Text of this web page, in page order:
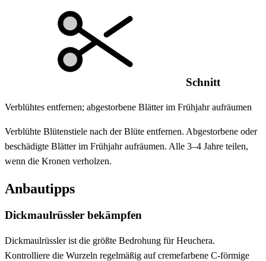
Schnitt
Verblühtes entfernen; abgestorbene Blätter im Frühjahr aufräumen
Verblühte Blütenstiele nach der Blüte entfernen. Abgestorbene oder
beschädigte Blätter im Frühjahr aufräumen. Alle 3–4 Jahre teilen,
wenn die Kronen verholzen.
Anbautipps
Dickmaulrüssler bekämpfen
Dickmaulrüssler ist die größte Bedrohung für Heuchera.
Kontrolliere die Wurzeln regelmäßig auf cremefarbene C-förmige